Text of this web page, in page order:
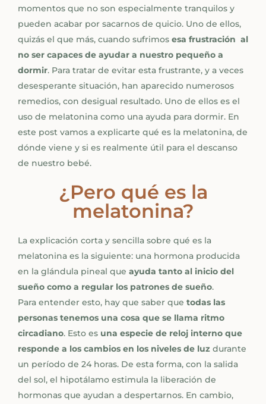
momentos que no son especialmente tranquilos y
pueden acabar por sacarnos de quicio. Uno de ellos,
quizás el que más, cuando sufrimos esa frustración al
no ser capaces de ayudar a nuestro pequeño a
dormir. Para tratar de evitar esta frustrante, y a veces
desesperante situación, han aparecido numerosos
remedios, con desigual resultado. Uno de ellos es el
uso de melatonina como una ayuda para dormir. En
este post vamos a explicarte qué es la melatonina, de
dónde viene y si es realmente útil para el descanso
de nuestro bebé.
¿Pero qué es la
melatonina?
La explicación corta y sencilla sobre qué es la
melatonina es la siguiente: una hormona producida
en la glándula pineal que ayuda tanto al inicio del
sueño como a regular los patrones de sueño.
Para entender esto, hay que saber que todas las
personas tenemos una cosa que se llama ritmo
circadiano. Esto es una especie de reloj interno que
responde a los cambios en los niveles de luz durante
un período de 24 horas. De esta forma, con la salida
del sol, el hipotálamo estimula la liberación de
hormonas que ayudan a despertarnos. En cambio,